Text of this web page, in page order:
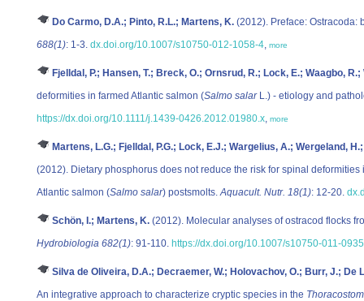
Do Carmo, D.A.; Pinto, R.L.; Martens, K. (2012). Preface:
688(1): 1-3. dx.doi.org/10.1007/s10750-012-1058-4, more
Fjelldal, P.; Hansen, T.; Breck, O.; Ornsrud, R.; Lock, E.; Waagbo,
deformities in farmed Atlantic salmon (Salmo salarL.) - etiology and
https://dx.doi.org/10.1111/j.1439-0426.2012.01980.x, more
Martens, L.G.; Fjelldal, P.G.; Lock, E.J.; Wargelius, A.; Wergeland,
(2012). Dietary phosphorus does not reduce the risk for spinal
Atlantic salmon (Salmo salar) postsmolts.Aquacult. Nutr. 18(1): 12-20.
Schön, I.; Martens, K. (2012). Molecular analyses of ostracod flocks
Hydrobiologia 682(1): 91-110. https://dx.doi.org/10.1007/s10750-011-
Silva de Oliveira, D.A.; Decraemer, W.; Holovachov, O.; Burr, J.; De
An integrative approach to characterize cryptic species in the